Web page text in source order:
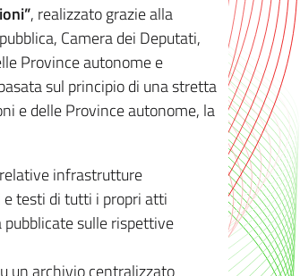
, realizzato grazie alla
Camera dei Deputati,
Province autonome e
sul principio di una stretta
e delle Province autonome, la
infrastrutture
testi di tutti i propri atti
sulle rispettive
un archivio centralizzato